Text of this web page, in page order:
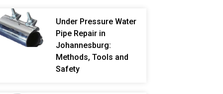
Under Pressure Water
Pipe Repair in
Johannesburg:
Methods, Tools and
Safety